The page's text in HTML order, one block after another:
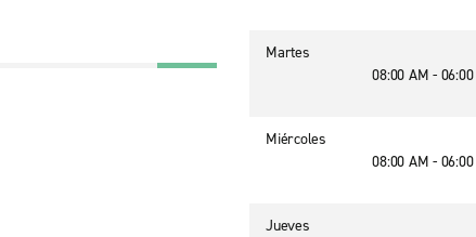
Martes
08:00 AM -
Miércoles
08:00 AM -
Jueves